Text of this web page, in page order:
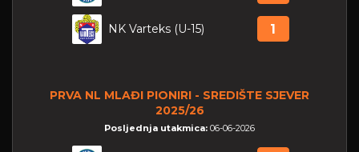
NK Varteks (U-15) 1
PRVA NL MLAĐI PIONIRI - SREDIŠTE SJEVER
2025/26
Posljednja utakmica: 06-06-2026